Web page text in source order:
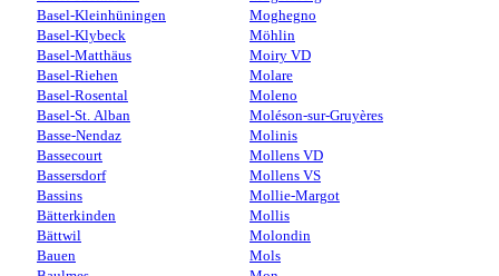
Basel-Kleinhüningen
Basel-Klybeck
Basel-Matthäus
Basel-Riehen
Basel-Rosental
Basel-St. Alban
Basse-Nendaz
Bassecourt
Bassersdorf
Bassins
Bätterkinden
Bättwil
Bauen
Moghegno
Möhlin
Moiry VD
Molare
Moleno
Moléson-sur-Gruyères
Molinis
Mollens VD
Mollens VS
Mollie-Margot
Mollis
Molondin
Mols